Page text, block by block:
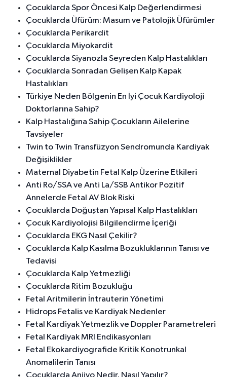
Çocuklarda Spor Öncesi Kalp Değerlendirmesi
Çocuklarda Üfürüm: Masum ve Patolojik Üfürümler
Çocuklarda Perikardit
Çocuklarda Miyokardit
Çocuklarda Siyanozla Seyreden Kalp Hastalıkları
Çocuklarda Sonradan Gelişen Kalp Kapak
Hastalıkları
Türkiye Neden Bölgenin En İyi Çocuk Kardiyoloji
Doktorlarına Sahip?
Kalp Hastalığına Sahip Çocukların Ailelerine
Tavsiyeler
Twin to Twin Transfüzyon Sendromunda Kardiyak
Değişiklikler
Maternal Diyabetin Fetal Kalp Üzerine Etkileri
Anti Ro/SSA ve Anti La/SSB Antikor Pozitif
Annelerde Fetal AV Blok Riski
Çocuklarda Doğuştan Yapısal Kalp Hastalıkları
Çocuk Kardiyolojisi Bilgilendirme İçeriği
Çocuklarda EKG Nasıl Çekilir?
Çocuklarda Kalp Kasılma Bozukluklarının Tanısı ve
Tedavisi
Çocuklarda Kalp Yetmezliği
Çocuklarda Ritim Bozukluğu
Fetal Aritmilerin İntrauterin Yönetimi
Hidrops Fetalis ve Kardiyak Nedenler
Fetal Kardiyak Yetmezlik ve Doppler Parametreleri
Fetal Kardiyak MRI Endikasyonları
Fetal Ekokardiyografide Kritik Konotrunkal
Anomalilerin Tanısı
Çocuklarda Anjiyo Nedir, Nasıl Yapılır?